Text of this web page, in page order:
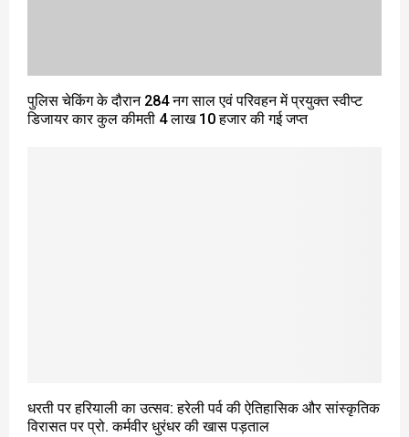
पुलिस चेकिंग के दौरान 284 नग साल एवं परिवहन में प्रयुक्त स्वीप्ट
डिजायर कार कुल कीमती 4 लाख 10 हजार की गई जप्त
धरती पर हरियाली का उत्सव: हरेली पर्व की ऐतिहासिक और सांस्कृतिक
विरासत पर प्रो. कर्मवीर धुरंधर की खास पड़ताल